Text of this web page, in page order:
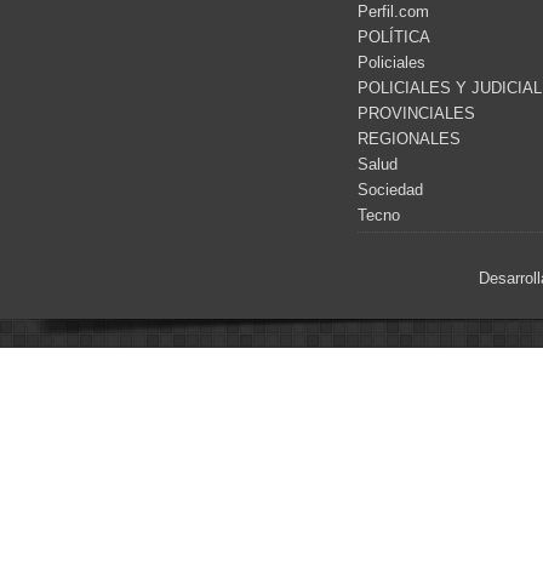
Perfil.com
POLÍTICA
Policiales
POLICIALES Y
PROVINCIALES
REGIONALES
Salud
Sociedad
Tecno